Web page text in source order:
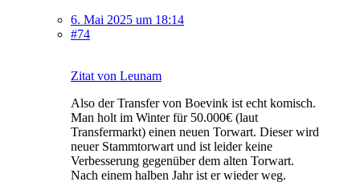
6. Mai 2025 um 18:14
#74
Zitat von Leunam
Also der Transfer von Boevink ist echt komisch.
Man holt im Winter für 50.000€ (laut
Transfermarkt) einen neuen Torwart. Dieser wird
neuer Stammtorwart und ist leider keine
Verbesserung gegenüber dem alten Torwart.
Nach einem halben Jahr ist er wieder weg.